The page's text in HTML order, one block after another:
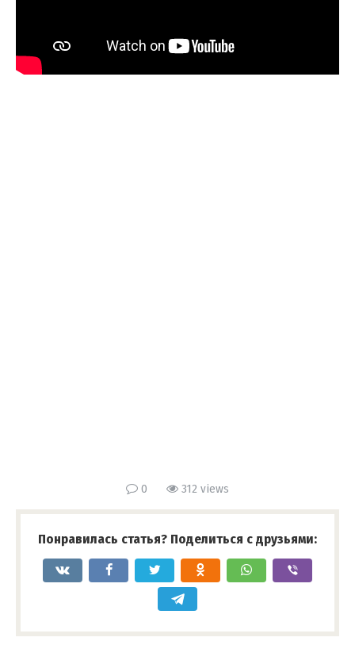
0 312 views
Понравилась статья? Поделиться с друзьями: